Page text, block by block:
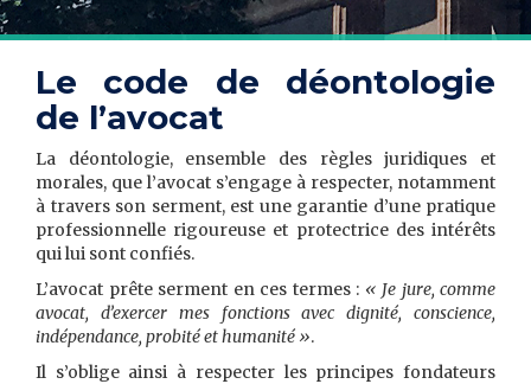
Le code de déontologie
de l’avocat
La déontologie, ensemble des règles juridiques et
morales, que l’avocat s’engage à respecter, notamment
à travers son serment, est une garantie d’une pratique
professionnelle rigoureuse et protectrice des intérêts
qui lui sont confiés.
L’avocat prête serment en ces termes : « Je jure, comme
avocat, d’exercer mes fonctions avec dignité, conscience,
indépendance, probité et humanité ».
Il s’oblige ainsi à respecter les principes fondateurs